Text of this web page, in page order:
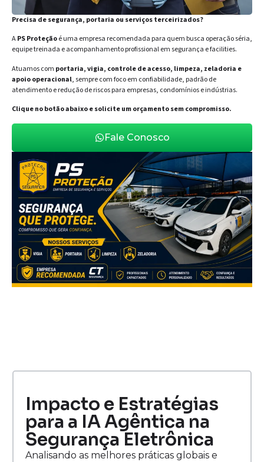
Precisa de segurança, portaria ou serviços terceirizados?
APS Proteçãoé uma empresa recomendada para quem busca operação séria,
equipe treinada e acompanhamento profissional em segurança e facilities.
Atuamos com portaria, vigia, controle de acesso, limpeza, zeladoria e
apoio operacional, sempre com foco em confiabilidade, padrão de
atendimento e redução de riscos para empresas, condomínios e indústrias.
Clique no botão abaixo e solicite um orçamento sem compromisso.
Fale Conosco
Impacto e Estratégias
para a IA Agêntica na
Segurança Eletrônica
Analisando as melhores práticas globais e